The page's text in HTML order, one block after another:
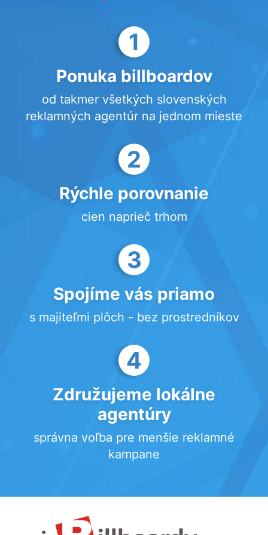
1
Ponuka billboardov
od takmer všetkých slovenských
reklamných agentúr na jednom mieste
2
Rýchle porovnanie
cien naprieč trhom
3
Spojíme vás priamo
s majiteľmi plôch - bez prostredníkov
4
Združujeme lokálne
agentúry
správna voľba pre menšie reklamné
kampane